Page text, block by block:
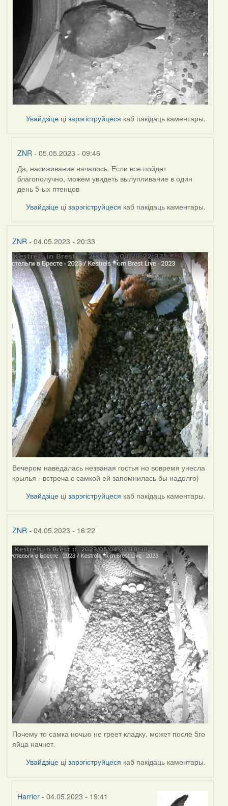
Увайдзіце цізарэгіструйцеся каб пакідаць каментары.
ZNR - 05.05.2023 - 09:46
In
reply
to
Да, насиживание началось. Если все пойдет
благополучно, можем увидеть вылупливание в один
день 5-ых птенцов
Увайдзіце цізарэгіструйцеся каб пакідаць каментары.
ZNR- 04.05.2023 - 20:33
Вечером наведалась незваная гостья но вовремя унесла
крылья - встреча с самкой ей запомнилась бы надолго)
Увайдзіце цізарэгіструйцеся каб пакідаць каментары.
ZNR - 04.05.2023 - 16:22
Почему то самка ночью не греет кладку, может после 5го
яйца начнет.
Увайдзіце цізарэгіструйцеся каб пакідаць каментары.
Harrier - 04.05.2023 - 19:41